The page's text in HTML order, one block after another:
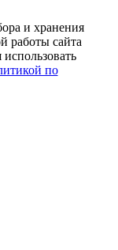
и хранения
работы сайта
по